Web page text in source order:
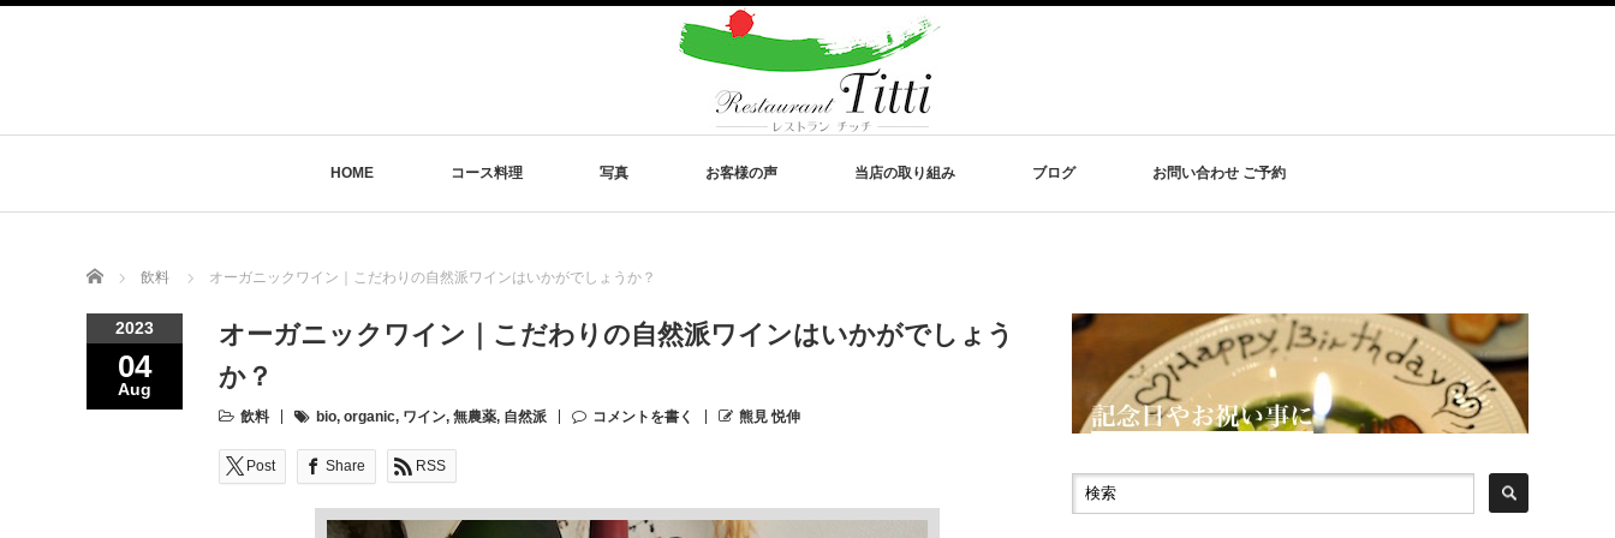
HOME コース料理 写真 お客様の声 当店の取り組み ブログ お問い合わせ ご予約
Home 飲料 オーガニックワイン｜こだわりの自然派ワインはいかがでしょうか？
2023
04
Aug
オーガニックワイン｜こだわりの自然派ワインはいかがでしょう
か？
飲料 bio, organic, ワイン, 無農薬, 自然派 コメントを書く 熊見 悦伸
Post Share RSS